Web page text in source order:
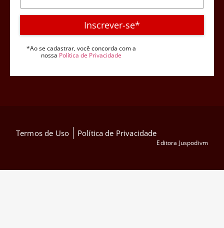
Inscrever-se*
*Ao se cadastrar, você concorda com a
nossa Política de Privacidade
Termos de Uso Política de Privacidade
Editora Juspodivm